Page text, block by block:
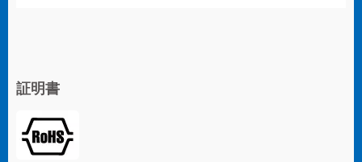
証明書